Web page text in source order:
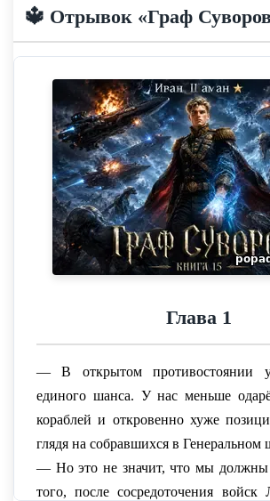
🔱 Отрывок «Граф
Глава 1
— В открытом противостоянии
единого шанса. У нас меньше
кораблей и откровенно хуже
глядя на собравшихся в Генеральном
— Но это не значит, что мы должны
того, после сосредоточения